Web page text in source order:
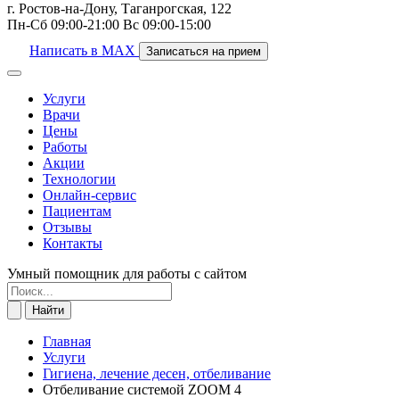
г. Ростов-на-Дону, Таганрогская, 122
Пн-Сб 09:00-21:00 Вс 09:00-15:00
Написать в MAX
Записаться на прием
Услуги
Врачи
Цены
Работы
Акции
Технологии
Онлайн-сервис
Пациентам
Отзывы
Контакты
Умный помощник для работы с сайтом
Найти
Главная
Услуги
Гигиена, лечение десен, отбеливание
Отбеливание системой ZOOM 4